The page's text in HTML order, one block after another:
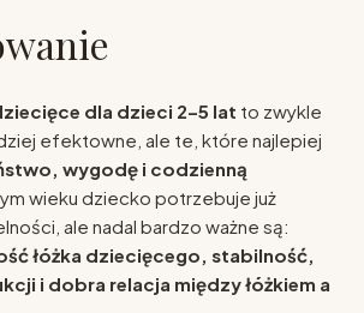
dla dzieci 2–5 lat to zwykle
efektowne, ale te, które najlepiej
wygodę i codzienną
tym wieku dziecko potrzebuje już
ale nadal bardzo ważne są:
łóżka dziecięcego, stabilność,
i dobra relacja między łóżkiem a